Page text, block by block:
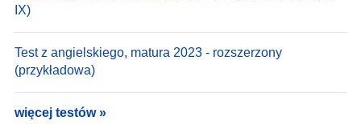
IX)
Test z angielskiego, matura 2023 - rozszerzony
(przykładowa)
więcej testów »